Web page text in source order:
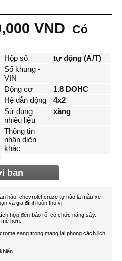
VND
Có
Hộp số
tự động (A/T)
Số khung -
VIN
Động cơ
1.8 DOHC
Hệ dẫn động
4x2
Sử dụng
nhiêu liệu
xăng
Thông tin
nhận diện
khác
bán